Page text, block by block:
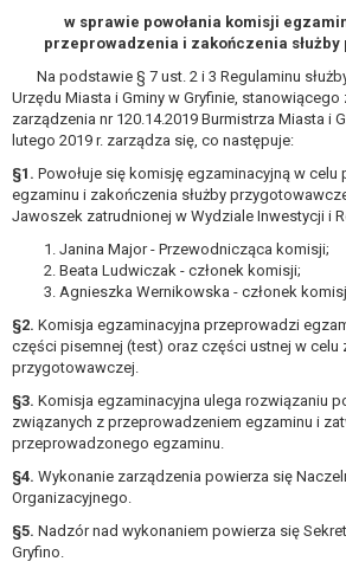
w sprawie powołania komisji
przeprowadzenia i zakończenia
Na podstawie § 7 ust. 2 i 3 Regulaminu
Urzędu Miasta i Gminy w Gryfinie, stanowiącego
zarządzenia nr 120.14.2019 Burmistrza Miasta i
lutego 2019 r. zarządza się, co następuje:
§1. Powołuje się komisję egzaminacyjną w celu
egzaminu i zakończenia służby
Jawoszek zatrudnionej w Wydziale Inwestycji i
Janina Major - Przewodnicząca komisji;
Beata Ludwiczak - członek komisji;
Agnieszka Wernikowska - członek
§2. Komisja egzaminacyjna przeprowadzi
części pisemnej (test) oraz części ustnej w celu
przygotowawczej.
§3. Komisja egzaminacyjna ulega rozwiązaniu
związanych z przeprowadzeniem egzaminu i
przeprowadzonego egzaminu.
§4. Wykonanie zarządzenia powierza się
Organizacyjnego.
§5. Nadzór nad wykonaniem powierza się
Gryfino.
sprawowania władzy
powierzonej
niezbędność
wynikających z
uzasadnionych
lub przez stronę
Z przyczyn związanych z
sprzeciwu, administrator nie
przetwarzać tych danych
że wykaże on istnienie
uzasadnionych podstaw
nadrzędnych wobec
wolności osoby, której dane
podstaw do ustalenia,
obrony roszczeń.
W przypadku gdy przetwarzanie
osobowych odbywa się na